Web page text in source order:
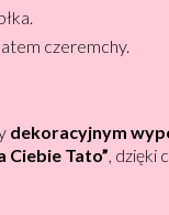
czeremchy.
dekoracyjnym
Ciebie Tato” ,